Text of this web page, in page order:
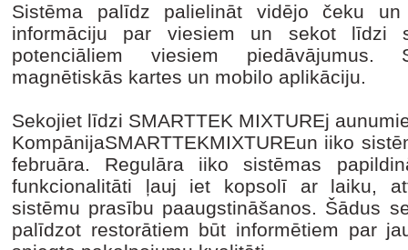
Sistēma palīdz palielināt vidējo čeku
informāciju par viesiem un sekot līdzi
potenciāliem viesiem piedāvājumus.
magnētiskās kartes un mobilo aplikāciju.
Sekojiet līdzi SMARTTEK MIXTUREj
KompānijaSMARTTEKMIXTUREun iiko
februāra. Regulāra iiko sistēmas
funkcionalitāti ļauj iet kopsolī ar laiku,
sistēmu prasību paaugstināšanos. Šādus
palīdzot restorātiem būt informētiem par